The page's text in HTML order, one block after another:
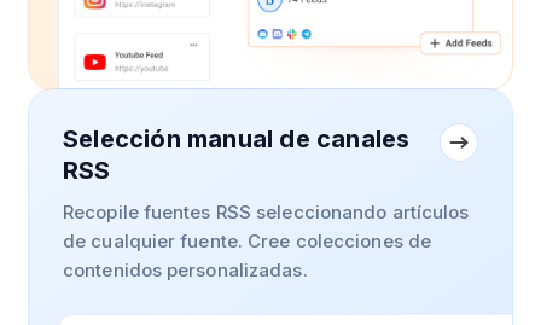
Selección manual de canales
RSS
Recopile fuentes RSS seleccionando artículos
de cualquier fuente. Cree colecciones de
contenidos personalizadas.